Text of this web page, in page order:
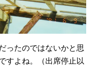
ったのではないかと思
すよね。（出席停止以